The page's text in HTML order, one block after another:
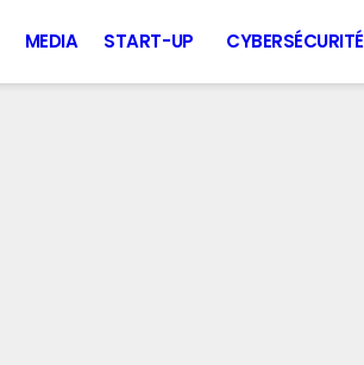
MEDIA START-UP CYBERSÉCURITÉ